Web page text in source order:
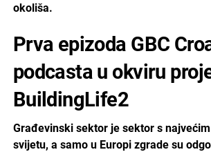
okoliša.
Prva epizoda GBC
podcasta u okviru
BuildingLife2
Građevinski sektor je sektor s
svijetu, a samo u Europi zgrade su